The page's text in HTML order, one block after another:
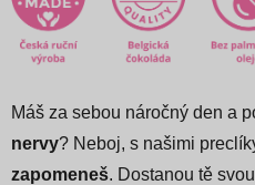
Máš za sebou náročný den a
nervy? Neboj, s našimi
zapomeneš. Dostanou tě svou